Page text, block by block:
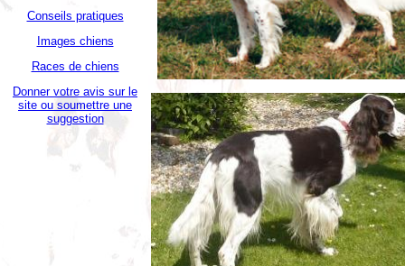
Conseils pratiques
Images chiens
Races de chiens
Donner votre avis sur le
site ou soumettre une
suggestion